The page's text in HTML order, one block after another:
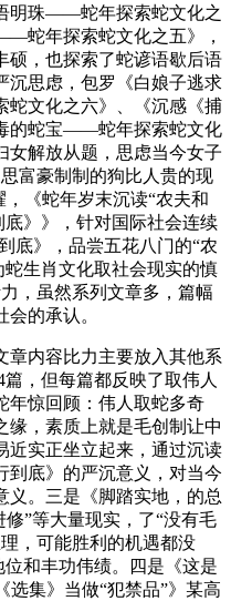
明珠——蛇年探索蛇文化之
蛇年探索蛇文化之五》，
硕，也探索了蛇谚语歇后语
沉思虑，包罗《白娘子逃求
文化之六》、《沉感《捕
的蛇宝——蛇年探索蛇文化
女解放从题，思虑当今女子
富豪制制的狗比人贵的现
《蛇年岁末沉读“农夫和
》》，针对国际社会连续
底》，品尝五花八门的“农
生肖文化取社会现实的慎
，虽然系列文章多，篇幅
的承认。
内容比力主要放入其他系
，但每篇都反映了取伟人
年惊回顾：伟人取蛇多奇
缘，素质上就是毛创制让中
近实正坐立起来，通过沉读
到底》的严沉意义，对当今
义。三是《脚踏实地，的总
”等大量现实，了“没有毛
，可能胜利的机遇都没
和丰功伟绩。四是《这是
集》当做“犯禁品”》某高